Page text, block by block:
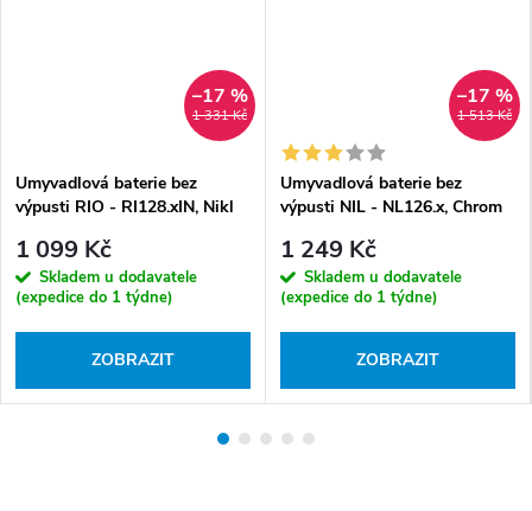
1 331 Kč
–17 %
Umyvadlová baterie bez
výpusti RIO - RI128.xIN, Nikl
1 099 Kč
Skladem u dodavatele
(expedice do 1 týdne)
ZOBRAZIT
1 513 Kč
–17 %
Umyvadlová baterie bez
výpusti NIL - NL126.x, Chrom
1 249 Kč
Skladem u dodavatele
(expedice do 1 týdne)
ZOBRAZIT